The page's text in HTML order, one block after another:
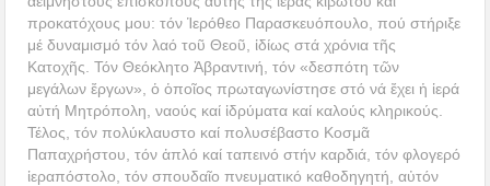
προκατόχους μου: τόν Ἱερόθεο Παρασκευόπουλο, πού στήριξε
μέ δυναμισμό τόν λαό τοῦ Θεοῦ, ἰδίως στά χρόνια τῆς
Κατοχῆς. Τόν Θεόκλητο Ἀβραντινή, τόν «δεσπότη τῶν
μεγάλων ἔργων», ὁ ὁποῖος πρωταγωνίστησε στό νά ἔχει ἡ ἱερά
αὐτή Μητρόπολη, ναούς καί ἱδρύματα καί καλούς κληρικούς.
Τέλος, τόν πολύκλαυστο καί πολυσέβαστο Κοσμᾶ
Παπαχρήστου, τόν ἁπλό καί ταπεινό στήν καρδιά, τόν φλογερό
ἱεραπόστολο, τόν σπουδαῖο πνευματικό καθοδηγητή, αὐτόν